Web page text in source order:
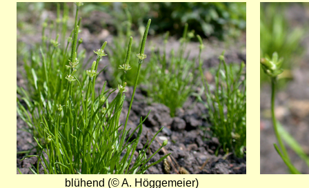
Bild
blühend (© A. Höggemeier)
Bild